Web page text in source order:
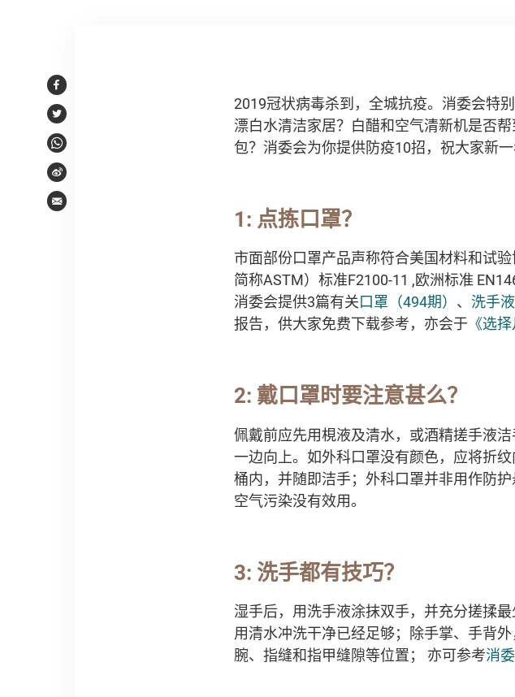
Facebook
Twitter
WhatsApp
Weibo
Email
2019冠状病毒杀到，全城抗疫。消委会特
漂白水清洁家居？白醋和空气清新机是否
包？消委会为你提供防疫10招，祝大家新一
1: 点拣口罩？
市面部份口罩产品声称符合美国材料和试
简称ASTM）标准F2100-11 ,欧洲标准
消委会提供3篇有关口罩（494期） 、 洗手
报告，供大家免费下载参考，亦会于 《选
2: 戴口罩时要注意甚么？
佩戴前应先用梘液及清水，或酒精搓手液
一边向上。如外科口罩没有颜色，应将折
桶内，并随即洁手；外科口罩并非用作防
空气污染没有效用。
3: 洗手都有技巧？
湿手后，用洗手液涂抹双手，并充分搓揉
用清水冲洗干净已经足够；除手掌、手背
腕、指缝和指甲缝隙等位置； 亦可参考消